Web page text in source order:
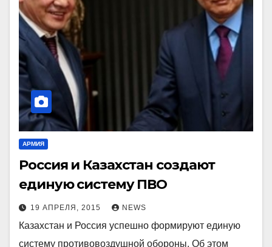
АРМИЯ
Россия и Казахстан создают
единую систему ПВО
19 АПРЕЛЯ, 2015 NEWS
Казахстан и Россия успешно формируют единую
систему противовоздушной обороны. Об этом